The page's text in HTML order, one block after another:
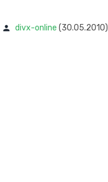
divx-online (30.05.2010)